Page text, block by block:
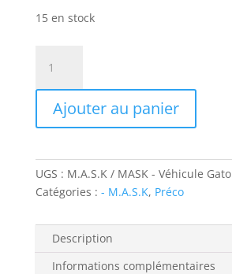
15 en stock
PRECO
M.A.S.K
MASK
-
Véhicule
EU
Ajouter au panier
UGS : M.A.S.K / MASK - Véhicule
Catégories : - M.A.S.K, Préco
Description
Informations complémentaires